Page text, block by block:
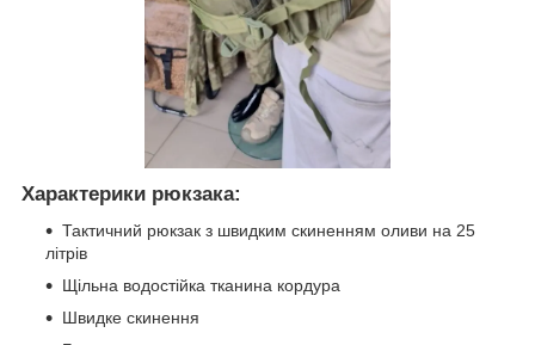
Характерики рюкзака:
Тактичний рюкзак з швидким скиненням оливи на 25
літрів
Щільна водостійка тканина кордура
Швидке скинення